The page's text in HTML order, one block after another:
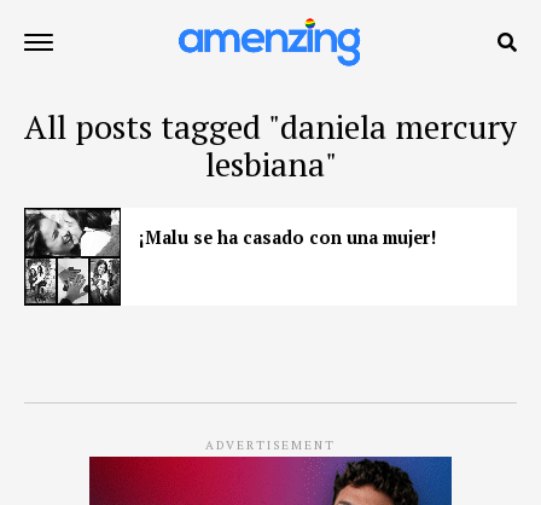
All posts tagged "daniela mercury
lesbiana"
¡Malu se ha casado con una mujer!
ADVERTISEMENT